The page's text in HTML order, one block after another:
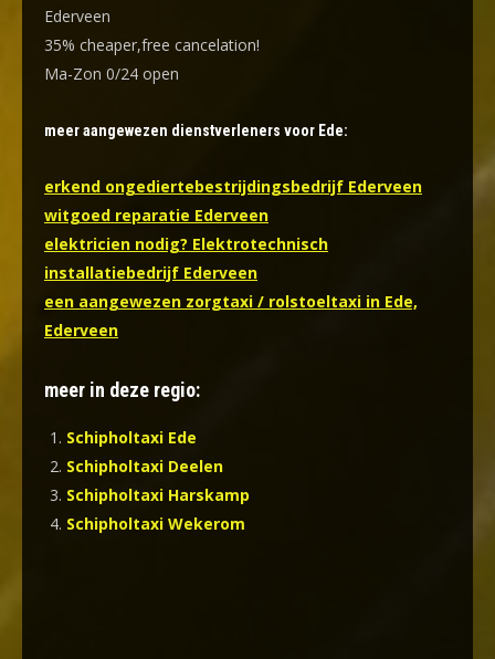
Ederveen
35% cheaper,free cancelation!
Ma-Zon 0/24 open
meer aangewezen dienstverleners voor Ede:
erkend ongediertebestrijdingsbedrijf Ederveen
witgoed reparatie Ederveen
elektricien nodig? Elektrotechnisch
installatiebedrijf Ederveen
een aangewezen zorgtaxi / rolstoeltaxi in Ede,
Ederveen
meer in deze regio:
Schipholtaxi Ede
Schipholtaxi Deelen
Schipholtaxi Harskamp
Schipholtaxi Wekerom